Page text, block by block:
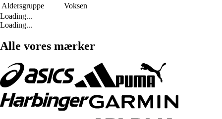
Aldersgruppe
Voksen
Loading...
Loading...
Alle vores mærker